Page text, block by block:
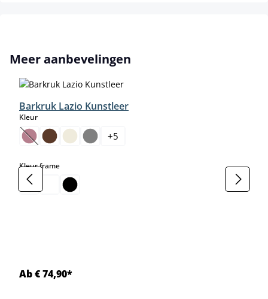
Productgalerij overslaan
Meer aanbevelingen
Barkruk Lazio Kunstleer
Kleurselect
(Deze optie is momenteel niet beschikbaar.)
+5
Kleur frameselect
Ab € 74,90*